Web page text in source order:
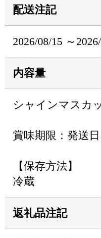
配送注記
2026/08/15 ～
内容量
シャインマスカ
賞味期限：発送
【保存方法】
冷蔵
返礼品注記